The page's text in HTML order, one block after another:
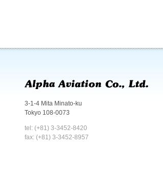
3-1-4 Mita Minato-ku
Tokyo 108-0073
tel: (+81) 3-3452-8420
fax: (+81) 3-3452-8957